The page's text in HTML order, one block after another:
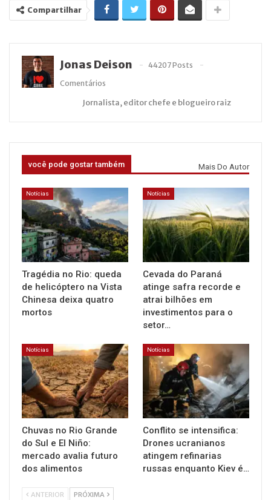
Compartilhar
Jonas Deison
44207 Posts
Comentários
Jornalista, editor chefe e blogueiro raiz
você pode gostar também Mais Do Autor
Notícias
Tragédia no Rio: queda
de helicóptero na Vista
Chinesa deixa quatro
mortos
Notícias
Cevada do Paraná
atinge safra recorde e
atrai bilhões em
investimentos para o
setor…
Notícias
Chuvas no Rio Grande
do Sul e El Niño:
mercado avalia futuro
dos alimentos
Notícias
Conflito se intensifica:
Drones ucranianos
atingem refinarias
russas enquanto Kiev é…
ANTERIOR PRÓXIMA